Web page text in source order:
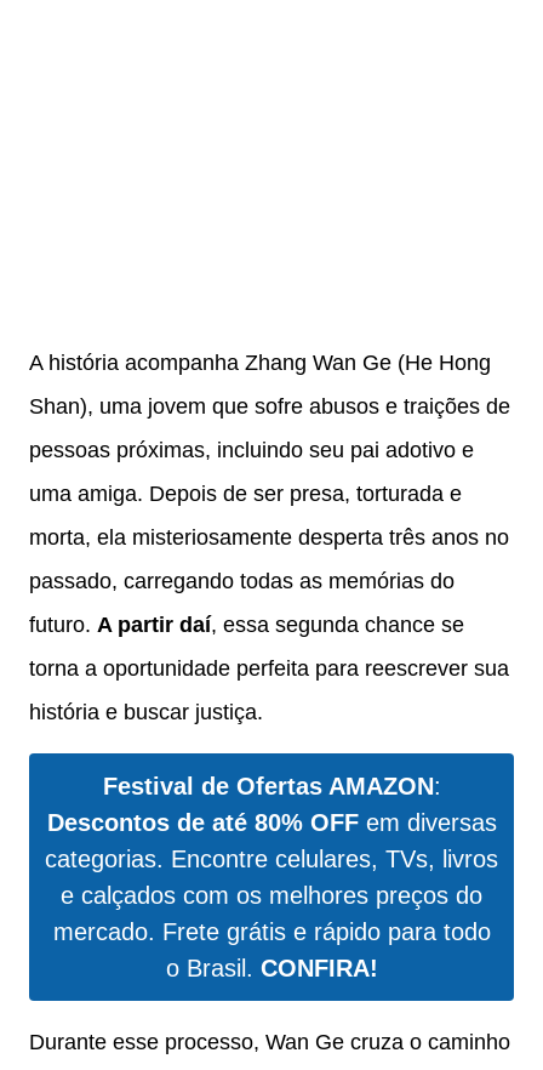
A história acompanha Zhang Wan Ge (He Hong
Shan), uma jovem que sofre abusos e traições de
pessoas próximas, incluindo seu pai adotivo e
uma amiga. Depois de ser presa, torturada e
morta, ela misteriosamente desperta três anos no
passado, carregando todas as memórias do
futuro. A partir daí, essa segunda chance se
torna a oportunidade perfeita para reescrever sua
história e buscar justiça.
Festival de Ofertas AMAZON:
Descontos de até 80% OFFem diversas
categorias. Encontre celulares, TVs, livros
e calçados com os melhores preços do
mercado. Frete grátis e rápido para todo
o Brasil. CONFIRA!
Durante esse processo, Wan Ge cruza o caminho